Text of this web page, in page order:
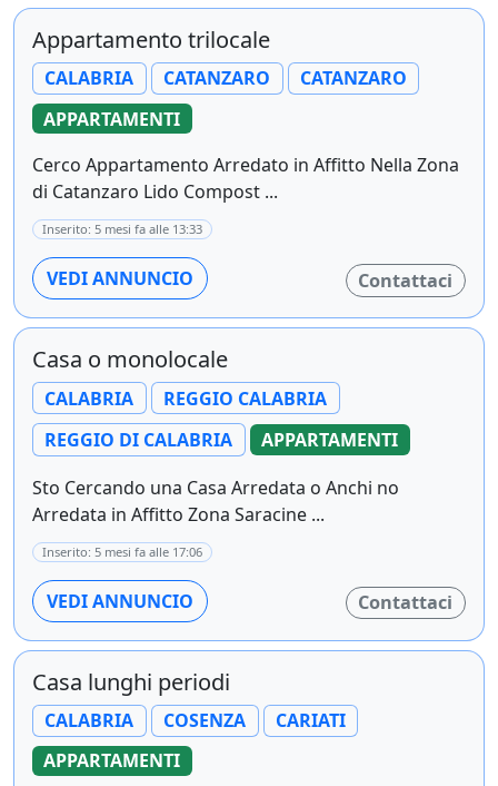
Appartamento trilocale
CALABRIA CATANZARO
CATANZARO
APPARTAMENTI
Cerco Appartamento Arredato in Affitto Nella Zona
di Catanzaro Lido Compost ...
Inserito: 5 mesi fa alle 13:33
VEDI ANNUNCIO Contattaci
Casa o monolocale
CALABRIA
REGGIO CALABRIA
REGGIO DI CALABRIA
APPARTAMENTI
Sto Cercando una Casa Arredata o Anchi no
Arredata in Affitto Zona Saracine ...
Inserito: 5 mesi fa alle 17:06
VEDI ANNUNCIO Contattaci
Casa lunghi periodi
CALABRIA COSENZA
CARIATI
APPARTAMENTI